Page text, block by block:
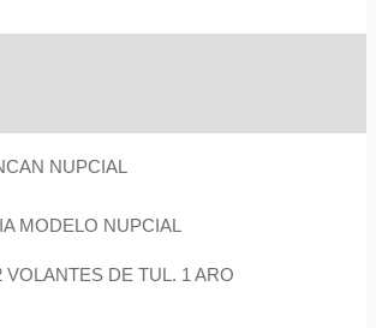
NUPCIAL
MODELO NUPCIAL
DE TUL. 1 ARO